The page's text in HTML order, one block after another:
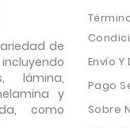
de
lámina,
y
como
Envío
Pago
Sobre